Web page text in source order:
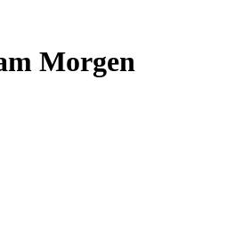
Morgen